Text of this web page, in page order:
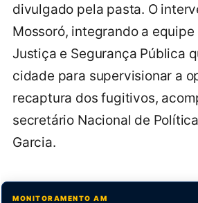
divulgado pela pasta. O
Mossoró, integrando a
Justiça e Segurança Pública
cidade para supervisionar a
recaptura dos fugitivos,
secretário Nacional de
Garcia.
MONITORAMENTO AM